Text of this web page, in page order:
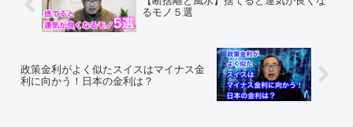
るモノ５選
政策金利がよく似たスイスはマイナス金
利に向かう！日本の金利は？